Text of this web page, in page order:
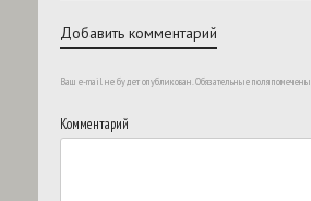
Добавить комментарий
Ваш e-mail не будет опубликован. Обязательные поля помечены
Комментарий